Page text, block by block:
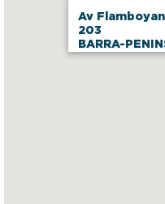
Av
203
BARRA-